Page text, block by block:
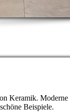
Keramik. Moderne
Beispiele.